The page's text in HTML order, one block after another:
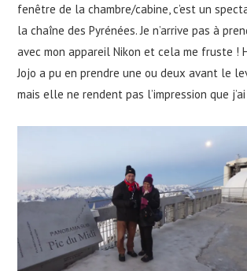
fenêtre de la chambre/cabine, c’est un
la chaîne des Pyrénées. Je n’arrive pas à
avec mon appareil Nikon et cela me fruste !
Jojo a pu en prendre une ou deux avant le
mais elle ne rendent pas l’impression que